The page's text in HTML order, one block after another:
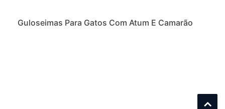
Guloseimas Para Gatos Com Atum E Camarão